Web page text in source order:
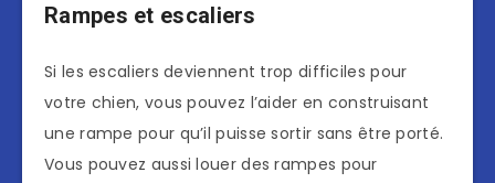
Rampes et escaliers
Si les escaliers deviennent trop difficiles pour
votre chien, vous pouvez l’aider en construisant
une rampe pour qu’il puisse sortir sans être porté.
Vous pouvez aussi louer des rampes pour